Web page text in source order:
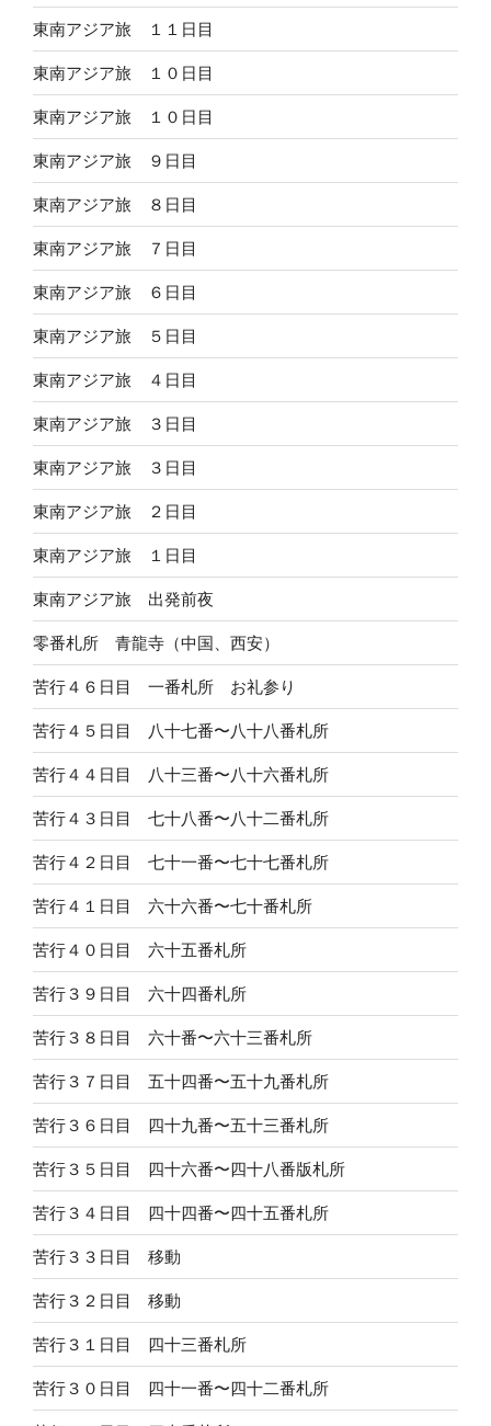
東南アジア旅 １１日目
東南アジア旅 １０日目
東南アジア旅 １０日目
東南アジア旅 ９日目
東南アジア旅 ８日目
東南アジア旅 ７日目
東南アジア旅 ６日目
東南アジア旅 ５日目
東南アジア旅 ４日目
東南アジア旅 ３日目
東南アジア旅 ３日目
東南アジア旅 ２日目
東南アジア旅 １日目
東南アジア旅 出発前夜
零番札所 青龍寺（中国、西安）
苦行４６日目 一番札所 お礼参り
苦行４５日目 八十七番〜八十八番札所
苦行４４日目 八十三番〜八十六番札所
苦行４３日目 七十八番〜八十二番札所
苦行４２日目 七十一番〜七十七番札所
苦行４１日目 六十六番〜七十番札所
苦行４０日目 六十五番札所
苦行３９日目 六十四番札所
苦行３８日目 六十番〜六十三番札所
苦行３７日目 五十四番〜五十九番札所
苦行３６日目 四十九番〜五十三番札所
苦行３５日目 四十六番〜四十八番版札所
苦行３４日目 四十四番〜四十五番札所
苦行３３日目 移動
苦行３２日目 移動
苦行３１日目 四十三番札所
苦行３０日目 四十一番〜四十二番札所